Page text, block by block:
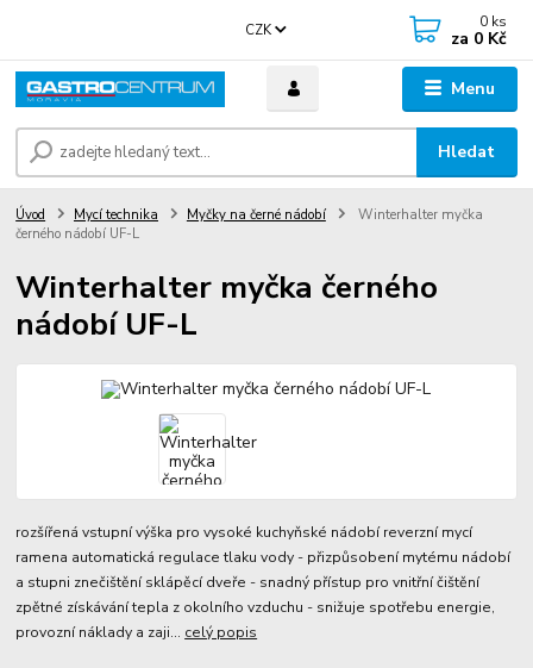
Menu
CZK
Hledat
0 ks
za 0 Kč
Úvod Mycí technika Myčky na černé nádobí
Winterhalter myčka
černého nádobí UF-L
Winterhalter myčka černého
nádobí UF-L
rozšířená vstupní výška pro vysoké kuchyňské nádobí reverzní mycí
ramena automatická regulace tlaku vody - přizpůsobení mytému nádobí
a stupni znečištění sklápěcí dveře - snadný přístup pro vnitřní čištění
zpětné získávání tepla z okolního vzduchu - snižuje spotřebu energie,
provozní náklady a zaji... celý popis